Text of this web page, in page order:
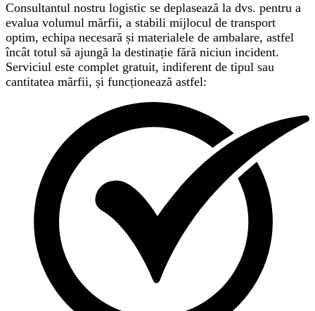
Consultantul nostru logistic se deplasează la dvs. pentru a
evalua volumul mărfii, a stabili mijlocul de transport
optim, echipa necesară și materialele de ambalare, astfel
încât totul să ajungă la destinație fără niciun incident.
Serviciul este complet gratuit, indiferent de tipul sau
cantitatea mărfii, și funcționează astfel: